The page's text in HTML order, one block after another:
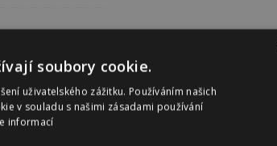
soubory cookie.
uživatelského zážitku. Používáním našich
v souladu s našimi zásadami používání
informací